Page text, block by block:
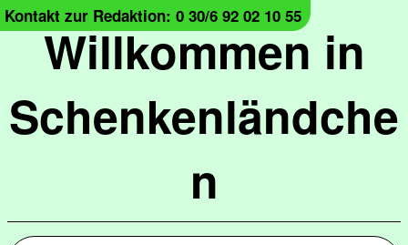
Willkommen in
Schenkenländche
n
Kontakt zur Redaktion: 0 30/6 92 02 10 55